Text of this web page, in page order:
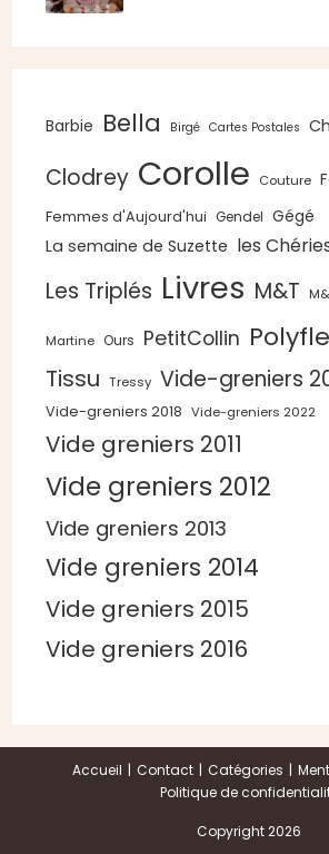
Barbie Bella Birgé Cartes Postales
Clodrey Corolle Couture
Femmes d'Aujourd'hui Gendel Gégé
La semaine de Suzette les
Les Triplés Livres M&T
Martine Ours PetitCollin
Tissu Tressy Vide-greniers
Vide-greniers 2018 Vide-greniers 2022
Vide greniers 2011
Vide greniers 2012
Vide greniers 2013
Vide greniers 2014
Vide greniers 2015
Vide greniers 2016
Accueil Contact Catégories
Politique de
Copyright 2026